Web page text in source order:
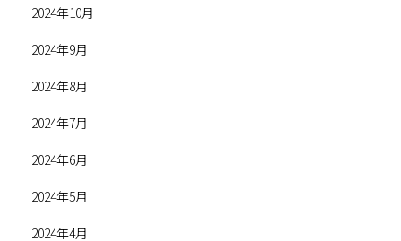
2024年10月
2024年9月
2024年8月
2024年7月
2024年6月
2024年5月
2024年4月